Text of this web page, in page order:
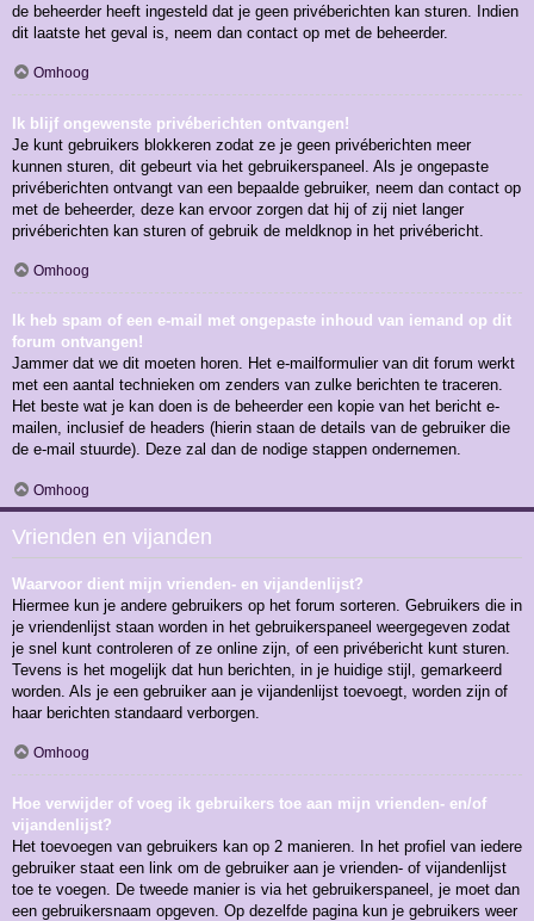
de beheerder heeft ingesteld dat je geen privéberichten kan sturen. Indien
dit laatste het geval is, neem dan contact op met de beheerder.
Omhoog
Ik blijf ongewenste privéberichten ontvangen!
Je kunt gebruikers blokkeren zodat ze je geen privéberichten meer
kunnen sturen, dit gebeurt via het gebruikerspaneel. Als je ongepaste
privéberichten ontvangt van een bepaalde gebruiker, neem dan contact op
met de beheerder, deze kan ervoor zorgen dat hij of zij niet langer
privéberichten kan sturen of gebruik de meldknop in het privébericht.
Omhoog
Ik heb spam of een e-mail met ongepaste inhoud van iemand op dit
forum ontvangen!
Jammer dat we dit moeten horen. Het e-mailformulier van dit forum werkt
met een aantal technieken om zenders van zulke berichten te traceren.
Het beste wat je kan doen is de beheerder een kopie van het bericht e-
mailen, inclusief de headers (hierin staan de details van de gebruiker die
de e-mail stuurde). Deze zal dan de nodige stappen ondernemen.
Omhoog
Vrienden en vijanden
Waarvoor dient mijn vrienden- en vijandenlijst?
Hiermee kun je andere gebruikers op het forum sorteren. Gebruikers die in
je vriendenlijst staan worden in het gebruikerspaneel weergegeven zodat
je snel kunt controleren of ze online zijn, of een privébericht kunt sturen.
Tevens is het mogelijk dat hun berichten, in je huidige stijl, gemarkeerd
worden. Als je een gebruiker aan je vijandenlijst toevoegt, worden zijn of
haar berichten standaard verborgen.
Omhoog
Hoe verwijder of voeg ik gebruikers toe aan mijn vrienden- en/of
vijandenlijst?
Het toevoegen van gebruikers kan op 2 manieren. In het profiel van iedere
gebruiker staat een link om de gebruiker aan je vrienden- of vijandenlijst
toe te voegen. De tweede manier is via het gebruikerspaneel, je moet dan
een gebruikersnaam opgeven. Op dezelfde pagina kun je gebruikers weer